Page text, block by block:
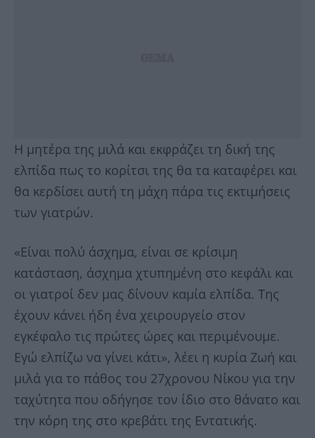
Η μητέρα της μιλά και εκφράζει τη δική της
ελπίδα πως το κορίτσι της θα τα καταφέρει και
θα κερδίσει αυτή τη μάχη πάρα τις εκτιμήσεις
των γιατρών.
«Είναι πολύ άσχημα, είναι σε κρίσιμη
κατάσταση, άσχημα χτυπημένη στο κεφάλι και
οι γιατροί δεν μας δίνουν καμία ελπίδα. Της
έχουν κάνει ήδη ένα χειρουργείο στον
εγκέφαλο τις πρώτες ώρες και περιμένουμε.
Εγώ ελπίζω να γίνει κάτι», λέει η κυρία Ζωή και
μιλά για το πάθος του 27χρονου Νίκου για την
ταχύτητα που οδήγησε τον ίδιο στο θάνατο και
την κόρη της στο κρεβάτι της Εντατικής.